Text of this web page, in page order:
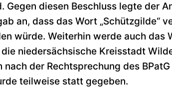
diesen Beschluss legte der
an, dass das Wort „Schützgilde“
würde. Weiterhin werde auch das
niedersächsische Kreisstadt
der Rechtsprechung des
teilweise statt gegeben.